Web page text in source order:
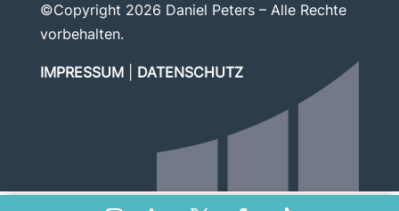
©Copyright 2026 Daniel Peters – Alle Rechte
vorbehalten.
IMPRESSUM| DATENSCHUTZ